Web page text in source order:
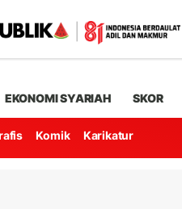
EKONOMI SYARIAH SKOR
Komik Karikatur